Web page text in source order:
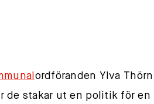
ordföranden Ylva
de stakar ut en politik för en